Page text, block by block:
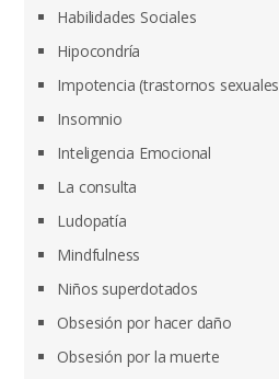
Habilidades Sociales
Hipocondría
Impotencia (trastornos
Insomnio
Inteligencia Emocional
La consulta
Ludopatía
Mindfulness
Niños superdotados
Obsesión por hacer daño
Obsesión por la muerte